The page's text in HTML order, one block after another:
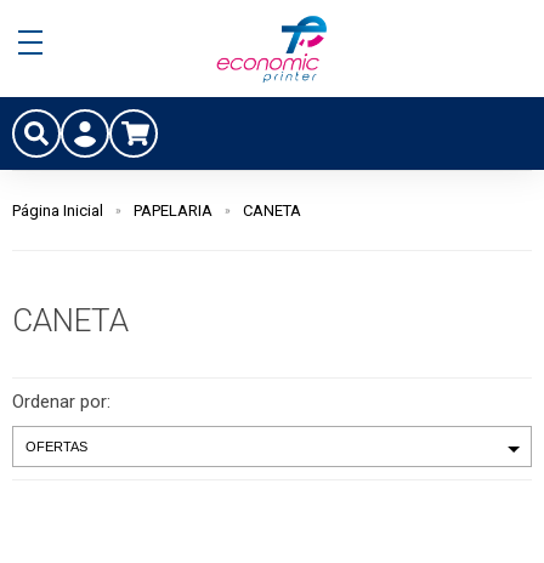
Página Inicial PAPELARIA CANETA
CANETA
Ordenar por: